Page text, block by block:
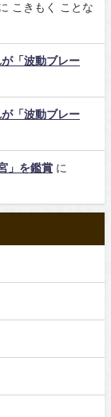
こきもく ことな
「波動ブレー
「波動ブレー
」を鑑賞 に